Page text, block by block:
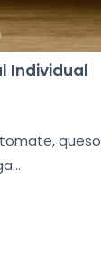
Individual
queso